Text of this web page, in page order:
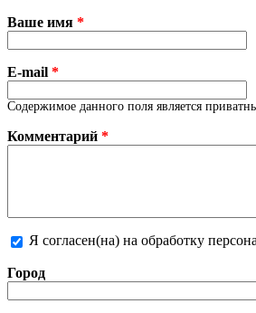
Ваше имя *
E-mail *
Содержимое данного поля является
Комментарий *
Более подробная информация о
Я согласен(на) на обработку
Город